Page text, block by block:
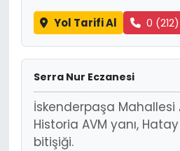
Yol Tarifi Al 0
Serra Nur Eczanesi
İskenderpaşa Mahallesi
Historia AVM yanı,
bitişiği.